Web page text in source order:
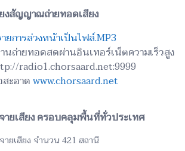
งสัญญาณถ่ายทอดเสียง
ยการล่วงหน้าเป็นไฟล์.MP3
ถ่ายทอดสดผ่านอินเทอร์เน็ตความเร็วสูง
radio1.chorsaard.net:9999
ะอาดwww.chorsaard.net
ายเสียง ครอบคลุมพื้นที่ทั่วประเทศ
ายเสียง จำนวน 421 สถานี